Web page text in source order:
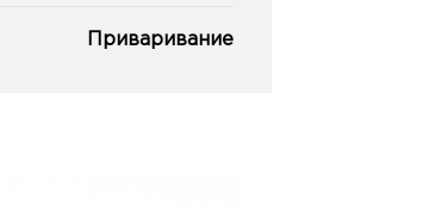
Приваривание